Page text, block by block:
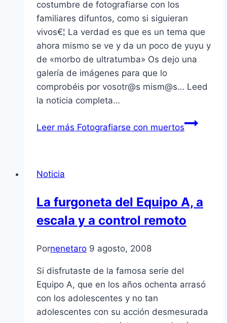
costumbre de fotografiarse con los
familiares difuntos, como si siguieran
vivos€¦ La verdad es que es un tema que
ahora mismo se ve y da un poco de yuyu y
de «morbo de ultratumba» Os dejo una
galerí­a de imágenes para que lo
comprobéis por vosotr@s mism@s… Leed
la noticia completa…
Leer más Fotografiarse con muertos
Noticia
La furgoneta del Equipo A, a
escala y a control remoto
Pornenetaro 9 agosto, 2008
Si disfrutaste de la famosa serie del
Equipo A, que en los años ochenta arrasó
con los adolescentes y no tan
adolescentes con su acción desmesurada